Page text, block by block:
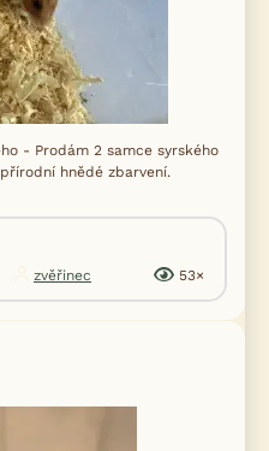
- Prodám 2 samce syrského
hnědé zbarvení.
zvěřinec 53×